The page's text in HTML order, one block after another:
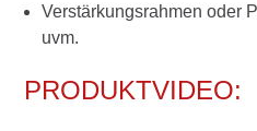
Verstärkungsrahmen oder
uvm.
PRODUKTVIDEO: